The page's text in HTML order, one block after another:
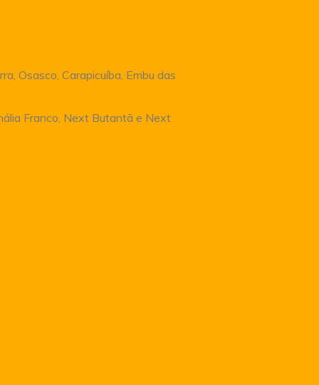
Osasco, Carapicuíba, Embu das
Franco, Next Butantã e Next